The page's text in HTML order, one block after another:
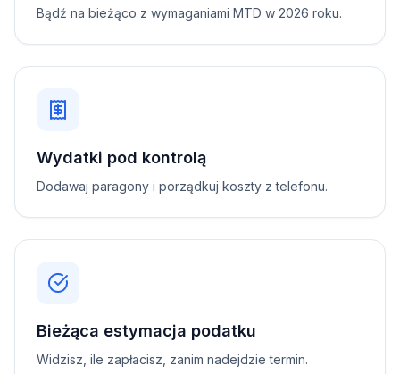
Bądź na bieżąco z wymaganiami MTD w 2026 roku.
Wydatki pod kontrolą
Dodawaj paragony i porządkuj koszty z telefonu.
Bieżąca estymacja podatku
Widzisz, ile zapłacisz, zanim nadejdzie termin.